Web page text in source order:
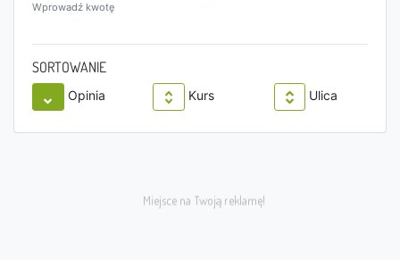
Wprowadź kwotę
SORTOWANIE
Opinia Kurs Ulica